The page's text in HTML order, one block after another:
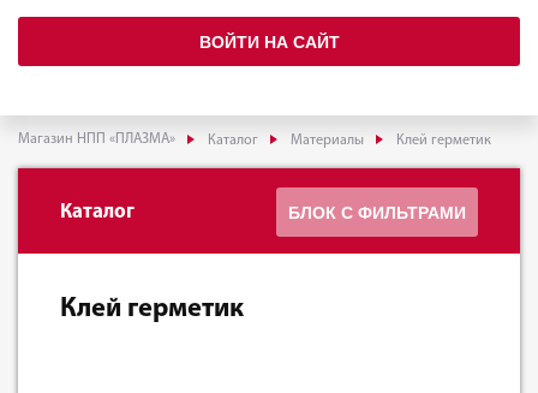
ВОЙТИ НА САЙТ
Магазин НПП «ПЛАЗМА» Каталог Материалы Клей герметик
Каталог БЛОК С ФИЛЬТРАМИ
Клей герметик